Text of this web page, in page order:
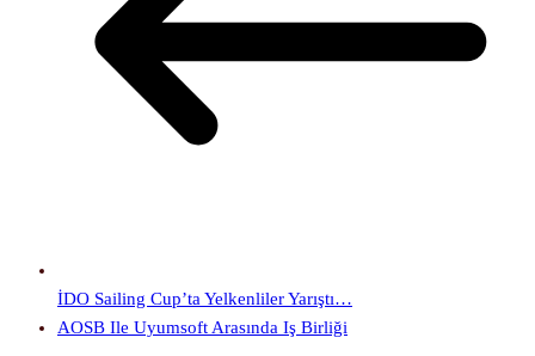
İDO Sailing Cup’ta Yelkenliler Yarıştı…
AOSB Ile Uyumsoft Arasında Iş Birliği